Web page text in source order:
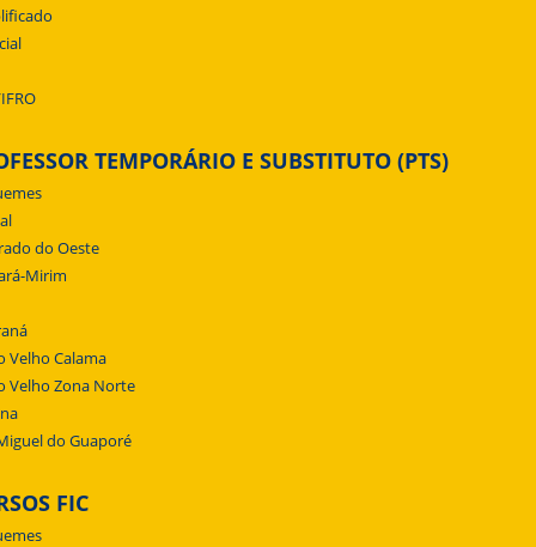
TEMPORÁRIO E SUBSTITUTO (PTS)
do Oeste
Mirim
Velho Calama
Velho Zona Norte
do Guaporé
FIC